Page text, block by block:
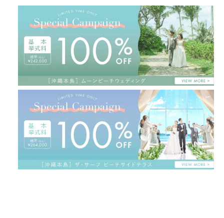
ロケーション
料理
ウエディングプラン
ウエディングフォト